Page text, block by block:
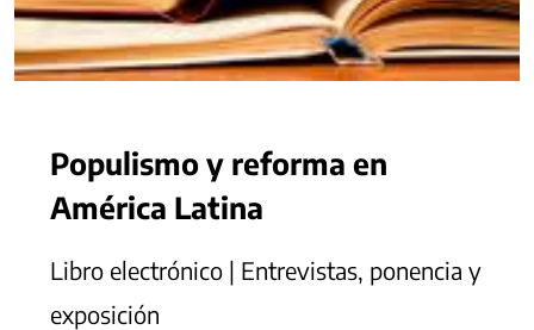
Populismo y reforma en
América Latina
Libro electrónico | Entrevistas, ponencia y
exposición